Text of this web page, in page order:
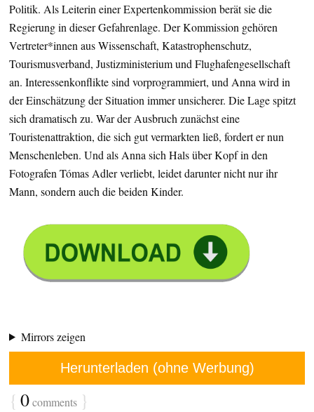
Politik. Als Leiterin einer Expertenkommission berät sie die
Regierung in dieser Gefahrenlage. Der Kommission gehören
Vertreter*innen aus Wissenschaft, Katastrophenschutz,
Tourismusverband, Justizministerium und Flughafengesellschaft
an. Interessenkonflikte sind vorprogrammiert, und Anna wird in
der Einschätzung der Situation immer unsicherer. Die Lage spitzt
sich dramatisch zu. War der Ausbruch zunächst eine
Touristenattraktion, die sich gut vermarkten ließ, fordert er nun
Menschenleben. Und als Anna sich Hals über Kopf in den
Fotografen Tómas Adler verliebt, leidet darunter nicht nur ihr
Mann, sondern auch die beiden Kinder.
Mirrors zeigen
Herunterladen (ohne Werbung)
{ 0comments }